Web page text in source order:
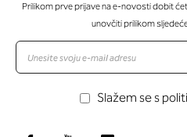
Prilikom prve prijave na e-novosti dobit
unovčiti prilikom
Slažem se s